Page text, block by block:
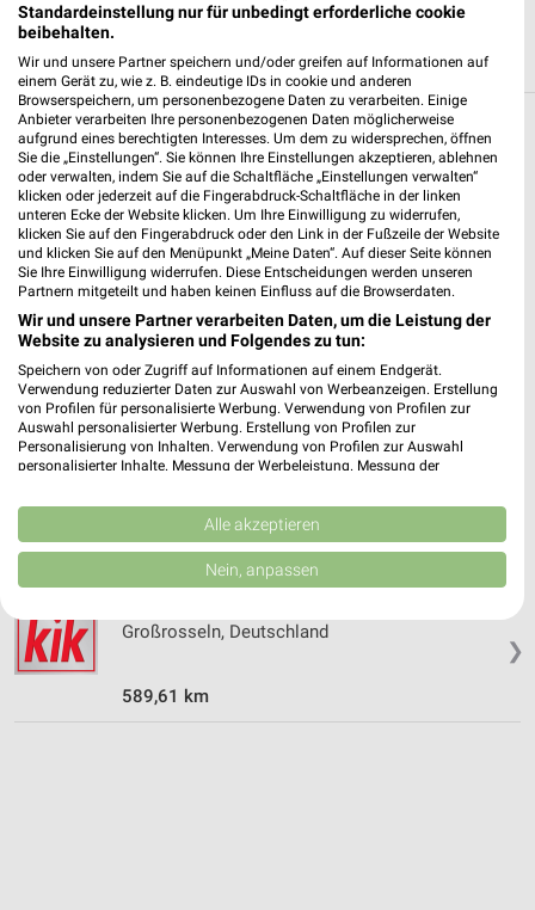
Weitere Kik Geschäfte mit Angeboten in und
um Völklingen
5 Geschäfte und Orte
Kik Angebote in Wadgassen
Wadgassen, Deutschland
587,86 km
Kik Angebote in Püttlingen
Püttlingen, Deutschland
581,10 km
❯
Großrosseln, Deutschland
589,61 km
Standardeinstellung nur für unbedingt erforderliche cookie
beibehalten.
Wir und unsere Partner speichern und/oder greifen auf Informationen auf
einem Gerät zu, wie z. B. eindeutige IDs in cookie und anderen
Browserspeichern, um personenbezogene Daten zu verarbeiten. Einige
Anbieter verarbeiten Ihre personenbezogenen Daten möglicherweise
aufgrund eines berechtigten Interesses. Um dem zu widersprechen, öffnen
Sie die „Einstellungen“. Sie können Ihre Einstellungen akzeptieren, ablehnen
oder verwalten, indem Sie auf die Schaltfläche „Einstellungen verwalten“
klicken oder jederzeit auf die Fingerabdruck-Schaltfläche in der linken
unteren Ecke der Website klicken. Um Ihre Einwilligung zu widerrufen,
klicken Sie auf den Fingerabdruck oder den Link in der Fußzeile der Website
und klicken Sie auf den Menüpunkt „Meine Daten“. Auf dieser Seite können
Sie Ihre Einwilligung widerrufen. Diese Entscheidungen werden unseren
Partnern mitgeteilt und haben keinen Einfluss auf die Browserdaten.
Wir und unsere Partner verarbeiten Daten, um die Leistung der
Website zu analysieren und Folgendes zu tun:
Speichern von oder Zugriff auf Informationen auf einem Endgerät.
Verwendung reduzierter Daten zur Auswahl von Werbeanzeigen. Erstellung
von Profilen für personalisierte Werbung. Verwendung von Profilen zur
Auswahl personalisierter Werbung. Erstellung von Profilen zur
Personalisierung von Inhalten. Verwendung von Profilen zur Auswahl
personalisierter Inhalte. Messung der Werbeleistung. Messung der
Kombinationen von Daten aus verschiedenen Quellen. Entwicklung und
Verbesserung der Angebote. Verwendung reduzierter Daten zur Auswahl
von Inhalten.
Daten können außerhalb der Europäischen Union weitergegeben und in die
Website/App.
Partnerliste anzeigen (1 IAB-Anbieter)
Wir nutzen Ihre Daten für folgende Zwecke:
Alle akzeptieren
Nein, anpassen